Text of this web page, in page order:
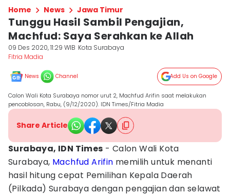
Home News Jawa Timur
Tunggu Hasil Sambil Pengajian,
Machfud: Saya Serahkan ke Allah
09 Des 2020, 11:29 WIB Kota Surabaya
Fitria Madia
News Channel Add Us on Google
Calon Wali Kota Surabaya nomor urut 2, Machfud Arifin saat melakukan
pencoblosan, Rabu, (9/12/2020). IDN Times/Fitria Madia
Share Article
Surabaya, IDN Times - Calon Wali Kota
Surabaya, Machfud Arifin memilih untuk menanti
hasil hitung cepat Pemilihan Kepala Daerah
(Pilkada) Surabaya dengan pengajian dan selawat